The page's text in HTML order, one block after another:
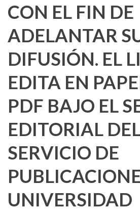
CON EL FIN DE
ADELANTAR
DIFUSIÓN. EL
EDITA EN
PDF BAJO EL
EDITORIAL
SERVICIO DE
UNIVERSIDAD